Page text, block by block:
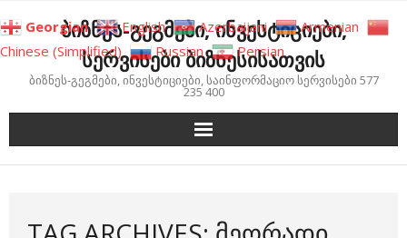
to
content
ბიზნეს-გეგმები, ინვესტიციები,
სერვისები ბიზნესისათვის
ბიზნეს-გეგმები, ინვესტიციები, საინფორმაციო სერვისები 577
235 400
Georgian English Azerbaijani
Armenian
Chinese (Simplified)
Russian Persian